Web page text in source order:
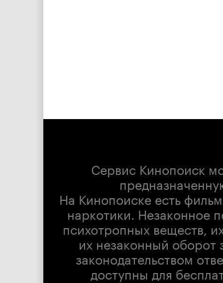
Сервис Кинопоиск
На Кинопоиске есть
наркотики. Незаконное
психотропных веществ,
их незаконный оборот
законодательством
доступны для